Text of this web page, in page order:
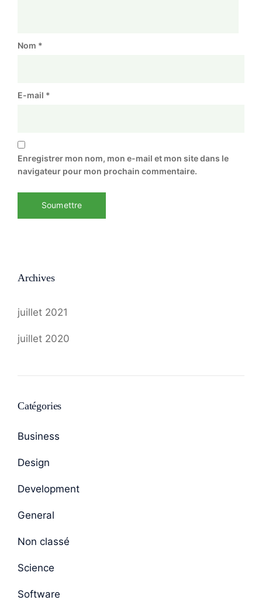
Nom *
E-mail *
Enregistrer mon nom, mon e-mail et mon site dans le
navigateur pour mon prochain commentaire.
Archives
juillet 2021
juillet 2020
Catégories
Business
Design
Development
General
Non classé
Science
Software